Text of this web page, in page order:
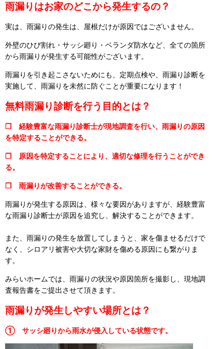
雨漏りはお家のどこから発生するの？
実は、雨漏りの発生は、屋根だけが原因ではございません。
外壁のひび割れ・サッシ廻り・ベランダ防水など、全ての箇所
から雨漏りが発生する可能性がございます。
雨漏りを引き起こさないためにも、定期点検や、雨漏り診断を
実施して、雨漏りを未然に防ぐことが重要になります！
無料雨漏り診断を行う目的とは？
❒ 経験豊富な雨漏り診断士が現地調査を行い、雨漏りの原因
を特定することができる。
❒ 原因を特定することにより、適切な修理を行うことができ
る。
❒ 雨漏りが改善することができる。
雨漏りが発生する原因は、様々な要因がありますが、経験豊富
な雨漏り診断士が原因を追究し、解決することができます。
また、雨漏りの発生を放置してしまうと、家を傷ませるだけで
なく、シロアリ被害や大切な家財を傷める原因にも繋がりま
す。
みらいホームでは、雨漏りの状況や原因箇所を撮影し、現地調
査報告書をご提出させて頂きます。
雨漏りが発生しやすい場所とは？
① サッシ廻りから雨水が侵入している状態です。